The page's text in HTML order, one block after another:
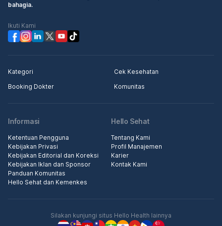
bahagia.
Ikuti Kami
Kategori
Cek Kesehatan
Booking Dokter
Komunitas
Informasi
Ketentuan Pengguna
Kebijakan Privasi
Kebijakan Editorial dan Koreksi
Kebijakan Iklan dan Sponsor
Panduan Komunitas
Hello Sehat dan Kemenkes
Hello Sehat
Tentang Kami
Profil Manajemen
Karier
Kontak Kami
Silakan kunjungi situs Hello Health lainnya